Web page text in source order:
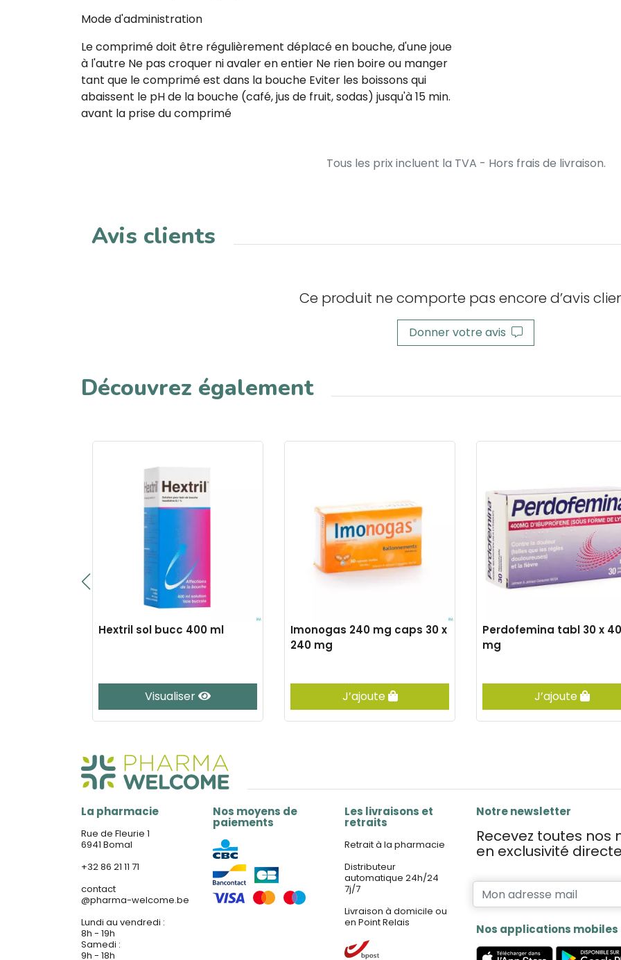
Mode d'administration
Le comprimé doit être régulièrement déplacé en bouche, d'une joue
à l'autre Ne pas croquer ni avaler en entier Ne rien boire ou manger
tant que le comprimé est dans la bouche Eviter les boissons qui
abaissent le pH de la bouche (café, jus de fruit, sodas) jusqu'à 15 min.
avant la prise du comprimé
Tous les prix incluent la TVA - Hors frais de livraison.
Avis clients
Ce produit ne comporte pas encore d’avis
Donner votre avis
Découvrez également
Hextril sol bucc 400 ml
Visualiser
Imonogas 240 mg caps 30 x
240 mg
J’ajoute
Perdofemina tabl 30 x
mg
J’ajoute
La pharmacie
Rue de Fleurie 1
6941 Bomal
+32 86 21 11 71
contact
@pharma-welcome.be
Lundi au vendredi :
8h - 19h
Samedi :
9h - 18h
Nos moyens de
paiements
Les livraisons et
retraits
Retrait à la pharmacie
Distributeur
automatique 24h/24
7j/7
Livraison à domicile ou
en Point Relais
Notre newsletter
Recevez toutes
en exclusivité
Nos applications mobiles